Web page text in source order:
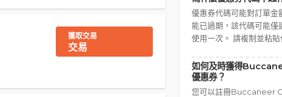
獲取交易
交易
優惠券代碼可能對訂單金
能已過期，該代碼可能僅
使用一次。 請複制並粘貼
如何及時獲得
優惠券？
您可以註冊Buccaneer